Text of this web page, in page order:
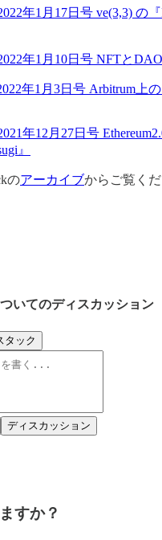
年1月17日号 ve(3,3) の
年1月10日号 NFTと
年1月3日号 Arbitrum上
年12月27日号
』
のアーカイブからご覧くだ
いてのディスカッション
タック
ディスカッション
すか？